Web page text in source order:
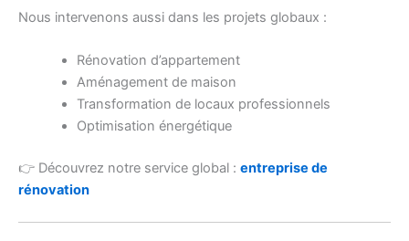
Nous intervenons aussi dans les projets globaux :
Rénovation d’appartement
Aménagement de maison
Transformation de locaux professionnels
Optimisation énergétique
👉 Découvrez notre service global : entreprise de
rénovation